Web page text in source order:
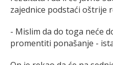
zajednice podstaći oštrije
- Mislim da do toga neće
promentiti ponašanje -